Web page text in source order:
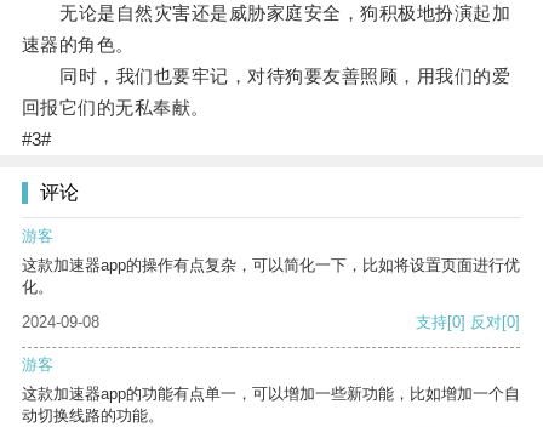
无论是自然灾害还是威胁家庭安全，狗积极地扮演起加
速器的角色。
同时，我们也要牢记，对待狗要友善照顾，用我们的爱
回报它们的无私奉献。
#3#
评论
游客
这款加速器app的操作有点复杂，可以简化一下，比如将设置页面进行优
化。
2024-09-08
支持[0] 反对[0]
游客
这款加速器app的功能有点单一，可以增加一些新功能，比如增加一个自
动切换线路的功能。